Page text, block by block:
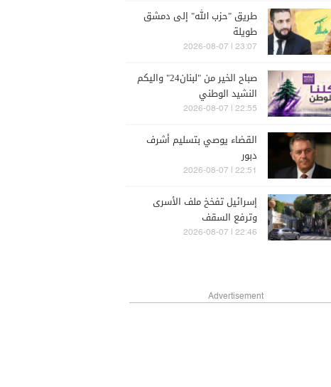
طريق "حزب الله" إلى دمشق
طويلة
23:07 | 2026-08-07
صباح الخير من "لبنان24" واليكم
النشيد الوطني
22:55 | 2026-08-07
القضاء يوصي بتسليم أشرف
دبور
22:51 | 2026-08-07
إسرائيل تفخخ ملف الأسرى
وترفع السقف
22:46 | 2026-08-07
Advertisement